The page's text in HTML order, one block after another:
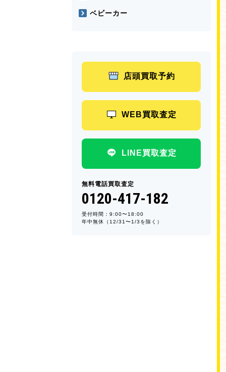
ベビーカー
店頭買取予約
WEB買取査定
LINE買取査定
無料電話買取査定
0120-417-182
受付時間：9:00〜18:00
年中無休（12/31〜1/3を除く）